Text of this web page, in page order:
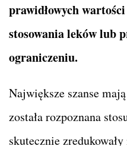
prawidłowych
stosowania leków lub
ograniczeniu.
Największe szanse
została rozpoznana
skutecznie